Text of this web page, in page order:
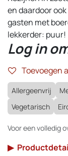
en daardoor
gasten met
lekkerder: puur!
Log in
Toevoegen
Allergeenvrij
Vegetarisch
Voor een volledig
▶